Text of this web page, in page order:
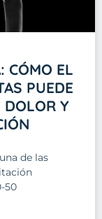
CÓMO EL
PUEDE
DOLOR Y
de las
50